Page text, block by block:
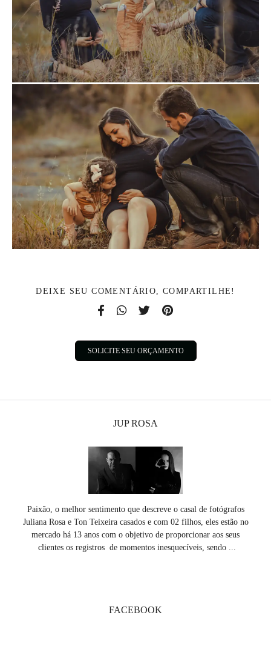
DEIXE SEU COMENTÁRIO, COMPARTILHE!
SOLICITE SEU ORÇAMENTO
JUP ROSA
Paixão, o melhor sentimento que descreve o casal de fotógrafos
Juliana Rosa e Ton Teixeira casados e com 02 filhos, eles estão no
mercado há 13 anos com o objetivo de proporcionar aos seus
clientes os registros de momentos inesquecíveis, sendo ...
FACEBOOK